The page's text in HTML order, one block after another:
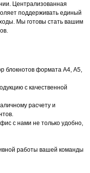
Централизованная
поддерживать единый
Мы готовы стать вашим
блокнотов формата А4, А5,
с качественной
расчету и
с нами не только удобно,
работы вашей команды